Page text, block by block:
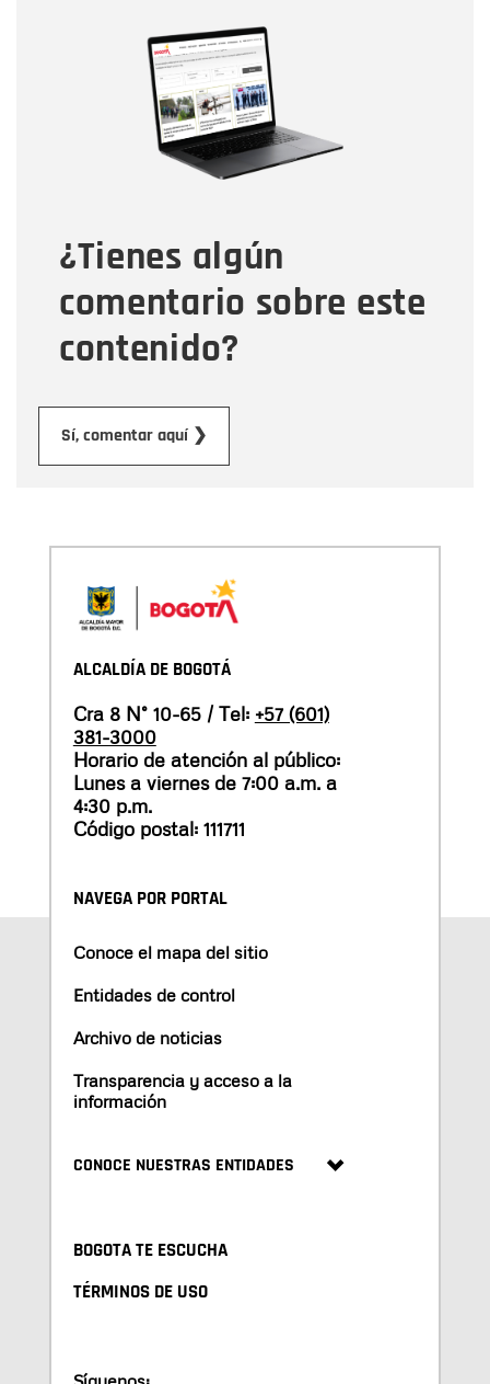
¿Tienes algún
comentario sobre este
contenido?
Sí, comentar aquí ❯
Correo electrónico
Tipo de comentario
Mensaje
ALCALDÍA DE BOGOTÁ
Cra 8 N° 10-65 / Tel: +57 (601)
381-3000
Horario de atención al público:
Lunes a viernes de 7:00 a.m. a
4:30 p.m.
Código postal: 111711
NAVEGA POR PORTAL
Conoce el mapa del sitio
Entidades de control
Archivo de noticias
Transparencia y acceso a la
información
CONOCE NUESTRAS ENTIDADES
BOGOTA TE ESCUCHA
TÉRMINOS DE USO